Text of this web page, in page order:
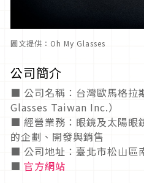
圖文提供：Oh My Glasses
公司簡介
■ 公司名稱：台灣歐馬格拉
Glasses Taiwan Inc.）
■ 經營業務：眼鏡及太陽眼
的企劃、開發與銷售
■ 公司地址：臺北市松山區
■ 官方網站